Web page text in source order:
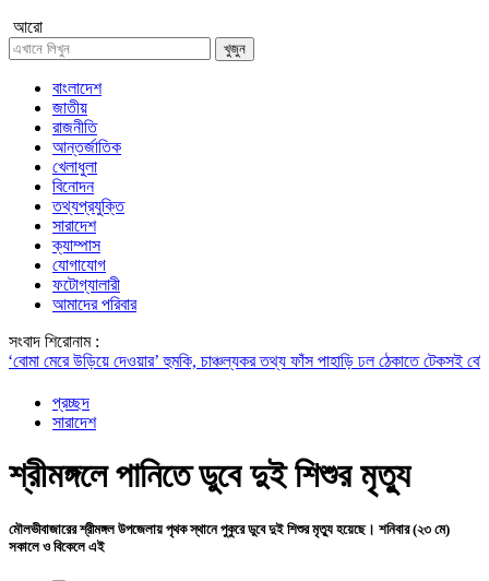
আরো
খুজুন
বাংলাদেশ
জাতীয়
রাজনীতি
আন্তর্জাতিক
খেলাধুলা
বিনোদন
তথ্যপ্রযুক্তি
সারাদেশ
ক্যাম্পাস
যোগাযোগ
ফটোগ্যালারী
আমাদের পরিবার
সংবাদ শিরোনাম :
মেরে উড়িয়ে দেওয়ার’ হুমকি, চাঞ্চল্যকর তথ্য ফাঁসপাহাড়ি ঢল ঠেকাতে টেকসই বেড়িবাঁধ
প্রচ্ছদ
সারাদেশ
শ্রীমঙ্গলে পানিতে ডুবে দুই শিশুর মৃত্যু
মৌলভীবাজারের শ্রীমঙ্গল উপজেলায় পৃথক স্থানে পুকুরে ডুবে দুই শিশুর মৃত্যু হয়েছে। শনিবার (২৩ মে)
সকালে ও বিকেলে এই